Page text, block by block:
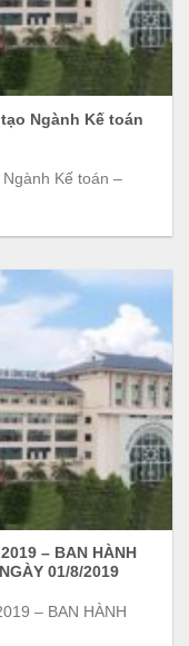
Ngành Kế toán
Kế toán –
– BAN HÀNH
01/8/2019
– BAN HÀNH